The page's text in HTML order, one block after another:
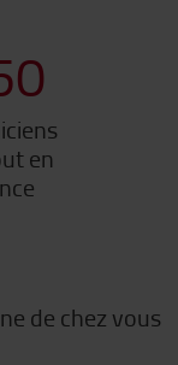
en
de chez vous